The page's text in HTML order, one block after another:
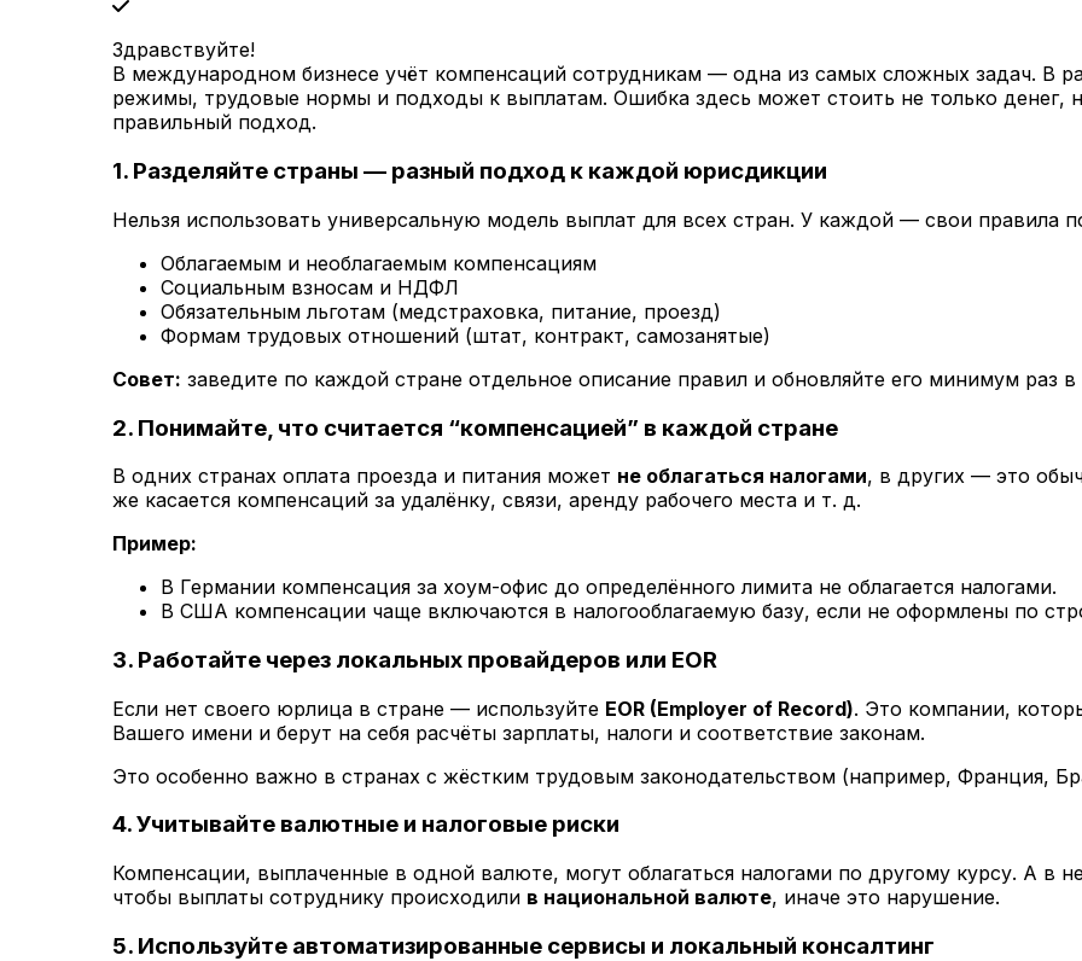
Здравствуйте!
В международном бизнесе учёт компенсаций сотрудникам — одна из самых сложных задач. В
режимы, трудовые нормы и подходы к выплатам. Ошибка здесь может стоить не только денег,
правильный подход.
1. Разделяйте страны — разный подход к каждой юрисдикции
Нельзя использовать универсальную модель выплат для всех стран. У каждой — свои правила
Облагаемым и необлагаемым компенсациям
Социальным взносам и НДФЛ
Обязательным льготам (медстраховка, питание, проезд)
Формам трудовых отношений (штат, контракт, самозанятые)
Совет: заведите по каждой стране отдельное описание правил и обновляйте его минимум раз в
2. Понимайте, что считается “компенсацией” в каждой стране
В одних странах оплата проезда и питания может не облагаться налогами, в других — это
же касается компенсаций за удалёнку, связи, аренду рабочего места и т. д.
Пример:
В Германии компенсация за хоум-офис до определённого лимита не облагается налогами.
В США компенсации чаще включаются в налогооблагаемую базу, если не оформлены по
3. Работайте через локальных провайдеров или EOR
Если нет своего юрлица в стране — используйте EOR (Employer of Record). Это компании,
Вашего имени и берут на себя расчёты зарплаты, налоги и соответствие законам.
Это особенно важно в странах с жёстким трудовым законодательством (например, Франция,
4.Учитывайте валютные и налоговые риски
Компенсации, выплаченные в одной валюте, могут облагаться налогами по другому курсу. А в
чтобы выплаты сотруднику происходили в национальной валюте, иначе это нарушение.
5. Используйте автоматизированные сервисы и локальный консалтинг